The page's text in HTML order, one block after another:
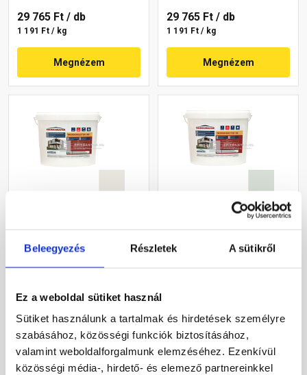
Beleegyezés Részletek A sütikről
Ez a weboldal sütiket használ
Sütiket használunk a tartalmak és hirdetések személyre
szabásához, közösségi funkciók biztosításához,
valamint weboldalforgalmunk elemzéséhez. Ezenkívül
közösségi média-, hirdető- és elemező partnereinkkel
29 765 Ft / db
1 191 Ft / kg
Megnézem
29 765 Ft / db
1 191 Ft / kg
Megnézem
vékonyvakolat, kapart 1,5
1 095 Ft / kg
Megnézem
vékonyvakolat, kapart 1,5
1 328 Ft / kg
Megnézem